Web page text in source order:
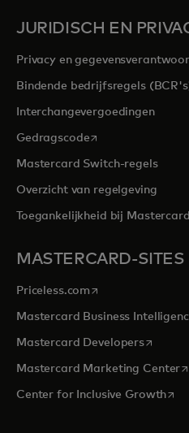
JURIDISCH EN
Privacy en
Bindende bedrijfsregels
Interchangevergoedingen
Gedragscodeopens in a new tab
Mastercard Switch-regels
Overzicht van regelgeving
Toegankelijkheid bij Mastercard
MASTERCARD-SITES
Priceless.com opens in a new tab
Mastercard Business
Mastercard Developersopens
Mastercard Marketing Center
Center for Inclusive Growth